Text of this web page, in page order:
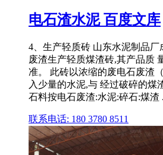
电石渣水泥 百度文库
4、生产轻质砖 山东水泥制品
废渣生产轻质煤渣砖,其产品质
准。 此砖以浓缩的废电石废渣
入少量的水泥,与 经过破碎的煤
石料按电石废渣:水泥:碎石:煤渣
联系电话: 180 3780 8511